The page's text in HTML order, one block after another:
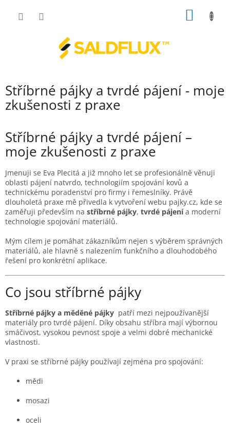
Stříbrné pájky a tvrdé pájení - moje
zkušenosti z praxe
Stříbrné pájky a tvrdé pájení –
moje zkušenosti z praxe
Jmenuji se Eva Plecitá a již mnoho let se profesionálně věnuji
oblasti pájení natvrdo, technologiím spojování kovů a
technickému poradenství pro firmy i řemeslníky. Právě
dlouholetá praxe mě přivedla k vytvoření webu pajky.cz, kde se
zaměřuji především na stříbrné pájky, tvrdé pájenía moderní
technologie spojování materiálů.
Mým cílem je pomáhat zákazníkům nejen s výběrem správných
materiálů, ale hlavně s nalezením funkčního a dlouhodobého
řešení pro konkrétní aplikace.
Co jsou stříbrné pájky
Stříbrné pájky a měděné pájky patří mezi nejpoužívanější
materiály pro tvrdé pájení. Díky obsahu stříbra mají výbornou
smáčivost, vysokou pevnost spoje a velmi dobré mechanické
vlastnosti.
V praxi se stříbrné pájky používají zejména pro spojování:
mědi
mosazi
oceli